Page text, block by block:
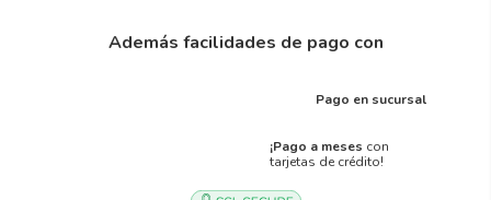
Además facilidades de pago con
Pago en sucursal
¡Pago a meses con
tarjetas de crédito!